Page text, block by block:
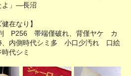
よ」―長沼
在なり】
P256 帯端僅破れ、背僅ヤケ カ
、内側時代シミ多 小口少汚れ 口絵
代シミ